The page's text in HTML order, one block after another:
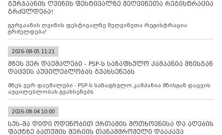
გურჯაანის ღვინის ფესტივალზე მეღვინეთა რეგისტრაცია
გრძელდება!
გურჯაანის ღვინის ფესტივალზე მეღვინეთა რეგისტრაცია
გრძელდება!
2026-08-05 11:21
მზეს ვერ დაემალები - PSP-ს საზაფხულო კამპანია მზისგან
დაცვის აუცილებლობას გვახსენებს
მზეს ვერ დაემალები - PSP-ს საზაფხულო კამპანია მზისგან დაცვის
აუცილებლობას გვახსენებს
2026-08-04 10:00
სუს-მა დიდი ოდენობით ქრთამის მოთხოვნისა და აღების
ფაქტზე ბათუმის მერიის თანამშრომელი დააკავა